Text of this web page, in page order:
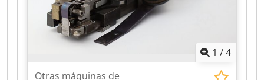
1 /4
Otras máquinas de